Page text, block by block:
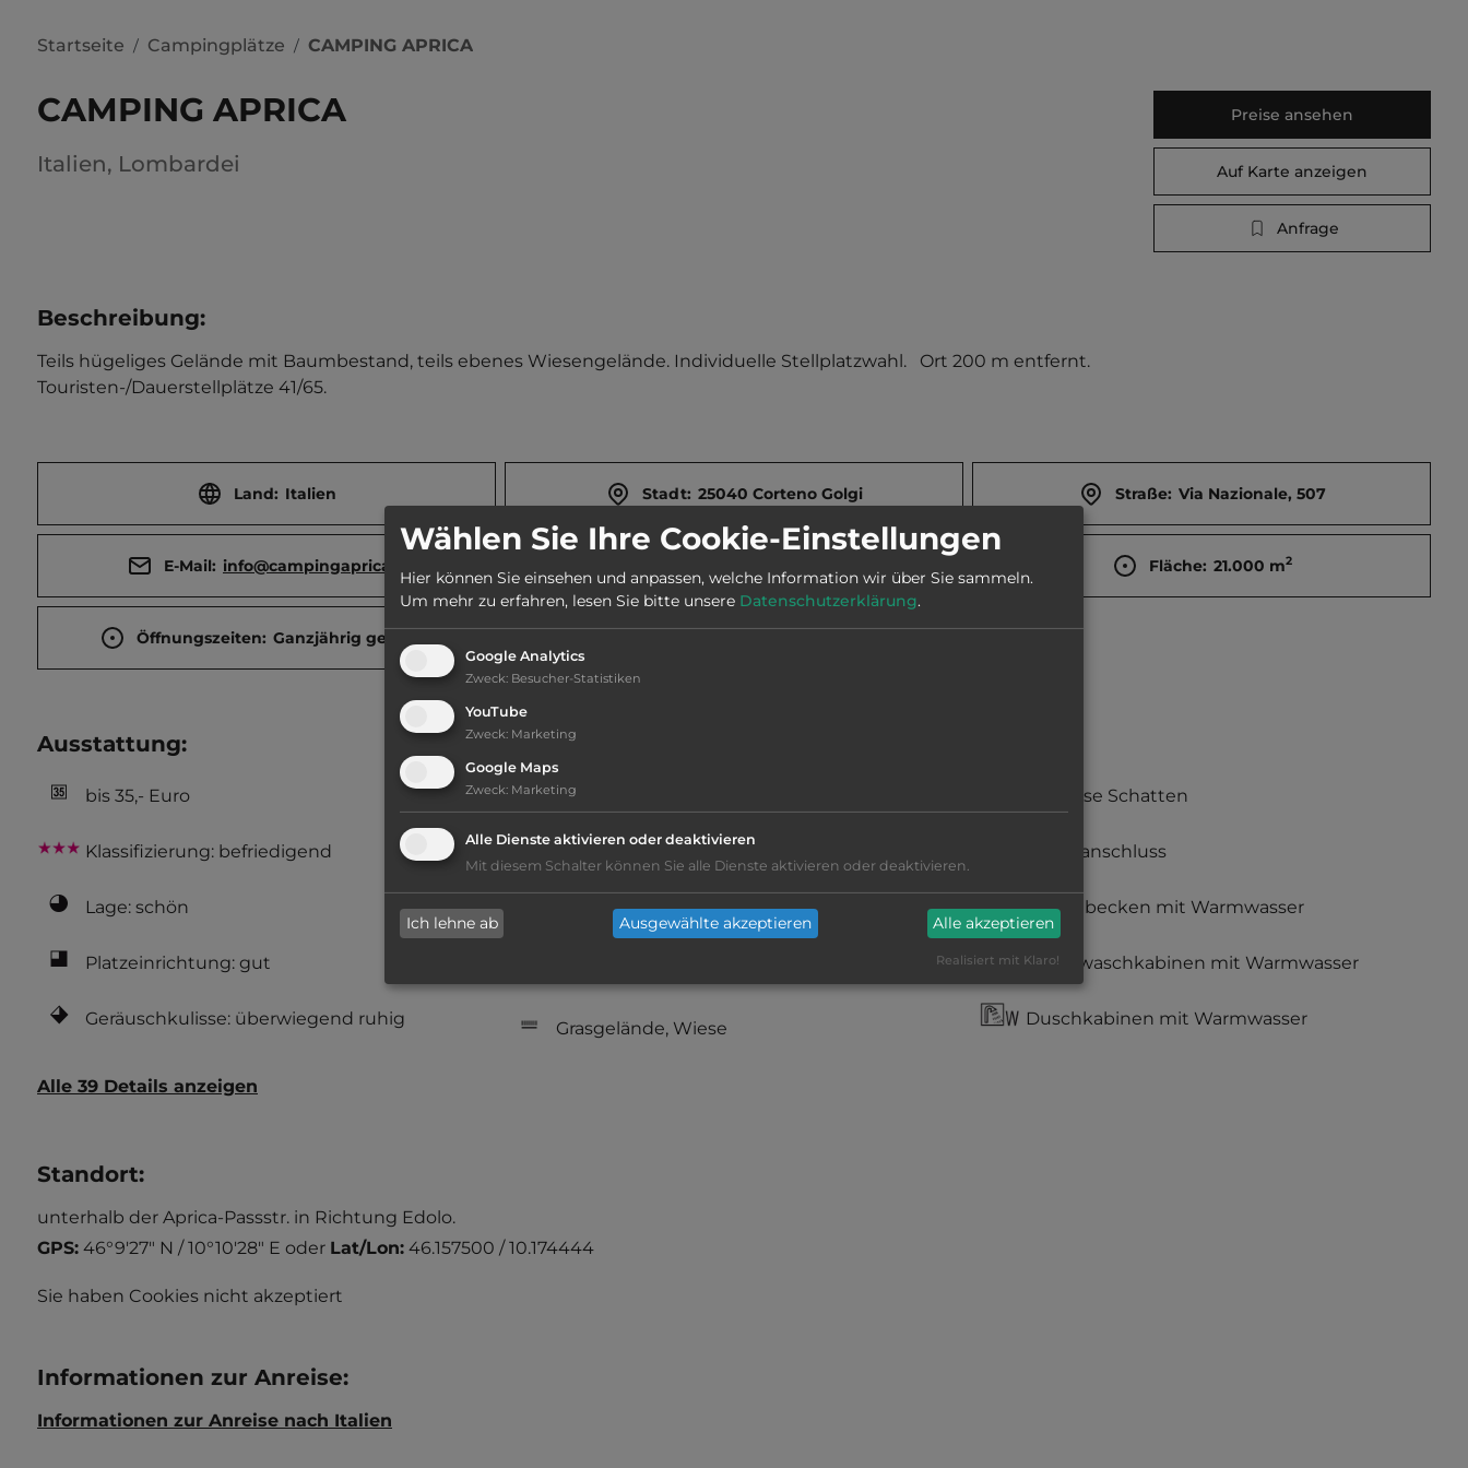
Startseite / Campingplätze / CAMPING APRICA
CAMPING APRICA
Italien, Lombardei
Preise ansehen
Auf Karte anzeigen
Anfrage
Beschreibung:
Teils hügeliges Gelände mit Baumbestand, teils ebenes Wiesengelände. Individuelle Stellplatzwahl.   Ort 200 m entfernt.
Touristen-/Dauerstellplätze 41/65.
Land: Italien Stadt: 25040 Corteno Golgi Straße: Via Nazionale, 507
E-Mail: info@campingaprica.it Fläche: 21.000 m2
Öffnungszeiten: Ganzjährig geöffnet
Ausstattung:
bis 35,- Euro
Klassifizierung: befriedigend
Lage: schön
Platzeinrichtung: gut
Geräuschkulisse: überwiegend ruhig
Hygiene: befriedigend
Service: befriedigend, einige
Annehmlichkeiten fehlen
nur Barzahlung
Grasgelände, Wiese
teilweise Schatten
Stromanschluss
Waschbecken mit Warmwasser
Einzelwaschkabinen mit Warmwasser
Duschkabinen mit Warmwasser
Alle 39 Details anzeigen
Standort:
unterhalb der Aprica-Passstr. in Richtung Edolo.
GPS: 46°9'27" N / 10°10'28" E oder Lat/Lon: 46.157500 / 10.174444
Sie haben Cookies nicht akzeptiert
Informationen zur Anreise:
Informationen zur Anreise nach Italien
Wählen Sie Ihre Cookie-Einstellungen
Hier können Sie einsehen und anpassen, welche Information wir über Sie sammeln.
Um mehr zu erfahren, lesen Sie bitte unsere Datenschutzerklärung.
Google Analytics
Zweck: Besucher-Statistiken
YouTube
Zweck: Marketing
Google Maps
Zweck: Marketing
Alle Dienste aktivieren oder deaktivieren
Mit diesem Schalter können Sie alle Dienste aktivieren oder deaktivieren.
Ich lehne ab Ausgewählte akzeptieren Alle akzeptieren
Realisiert mit Klaro!